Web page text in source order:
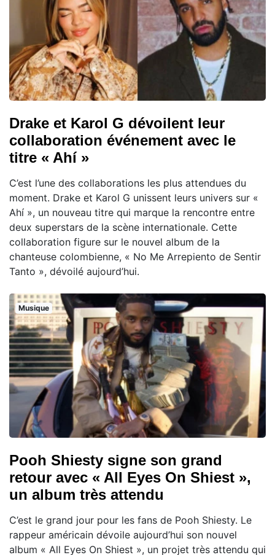
Drake et Karol G dévoilent leur
collaboration événement avec le
titre « Ahí »
C’est l’une des collaborations les plus attendues du
moment. Drake et Karol G unissent leurs univers sur «
Ahí », un nouveau titre qui marque la rencontre entre
deux superstars de la scène internationale. Cette
collaboration figure sur le nouvel album de la
chanteuse colombienne, « No Me Arrepiento de Sentir
Tanto », dévoilé aujourd’hui.
Musique
Pooh Shiesty signe son grand
retour avec « All Eyes On Shiest »,
un album très attendu
C’est le grand jour pour les fans de Pooh Shiesty. Le
rappeur américain dévoile aujourd’hui son nouvel
album « All Eyes On Shiest », un projet très attendu qui